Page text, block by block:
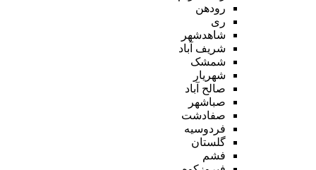
رودهن
ری
شاهدشهر
شریف آباد
شمشک
شهریار
صالح آباد
صباشهر
صفادشت
فردوسیه
گلستان
فشم